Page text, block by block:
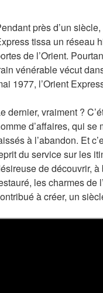
près d’un
tissa un réseau
de l’Orient.
vénérable vécut
1977, l’Orient
dernier, vraiment ?
d’affaires, qui
à l’abandon. Et
du service sur les
de découvrir, à
les charmes de
à créer, un